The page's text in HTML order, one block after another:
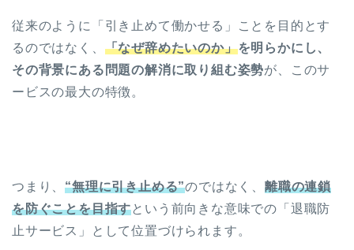
従来のように「引き止めて働かせる」ことを目的とす
るのではなく、 「なぜ辞めたいのか」を明らかにし、
その背景にある問題の解消に取り組む姿勢が、このサ
ービスの最大の特徴。
つまり、“無理に引き止める”のではなく、離職の連鎖
を防ぐことを目指すという前向きな意味での「退職防
止サービス」として位置づけられます。